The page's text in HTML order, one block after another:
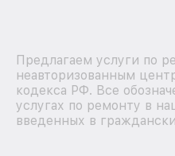
Предлагаем услуги по
неавторизованным
кодекса РФ. Все
услугах по ремонту в
введенных в